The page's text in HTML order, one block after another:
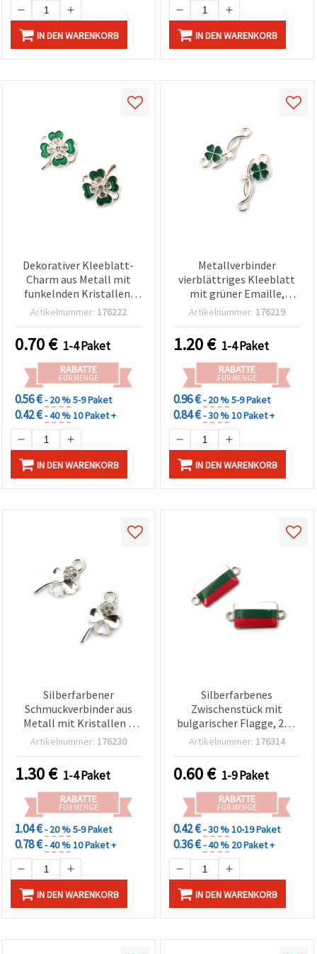
IN DEN WARENKORB IN DEN WARENKORB
Dekorativer Kleeblatt-
Charm aus Metall mit
funkelnden Kristallen,
silberfarben, 17 x 15 x 3
Artikelnummer: 176222
0.70€ 1-4 Paket
RABATTE
FÜR MENGE
0.56 €- 20 %5-9 Paket
0.42 €- 40 %10 Paket +
IN DEN WARENKORB
Metallverbinder
vierblättriges Kleeblatt
mit grüner Emaille,
silberfarben, 23 x 9 x 2
mm, 5 Stück, für
Schmuckherstellung und
Basteln
Artikelnummer: 176219
1.20€ 1-4 Paket
RABATTE
FÜR MENGE
0.96 €- 20 %5-9 Paket
0.84 €- 30 %10 Paket +
IN DEN WARENKORB
Silberfarbener
Schmuckverbinder aus
Metall mit Kristallen –
Kleeblatt, 21 x 11,5 x 2,5
Artikelnummer: 176230
1.30€ 1-4 Paket
RABATTE
FÜR MENGE
1.04 €- 20 %5-9 Paket
0.78 €- 40 %10 Paket +
IN DEN WARENKORB
Silberfarbenes
Zwischenstück mit
bulgarischer Flagge, 25 x
11 mm, Loch Ø 2 mm, 2er-
Dekorationen
Artikelnummer: 176314
0.60€ 1-9 Paket
RABATTE
FÜR MENGE
0.42 €- 30 %10-19 Paket
0.36 €- 40 % 20 Paket +
IN DEN WARENKORB